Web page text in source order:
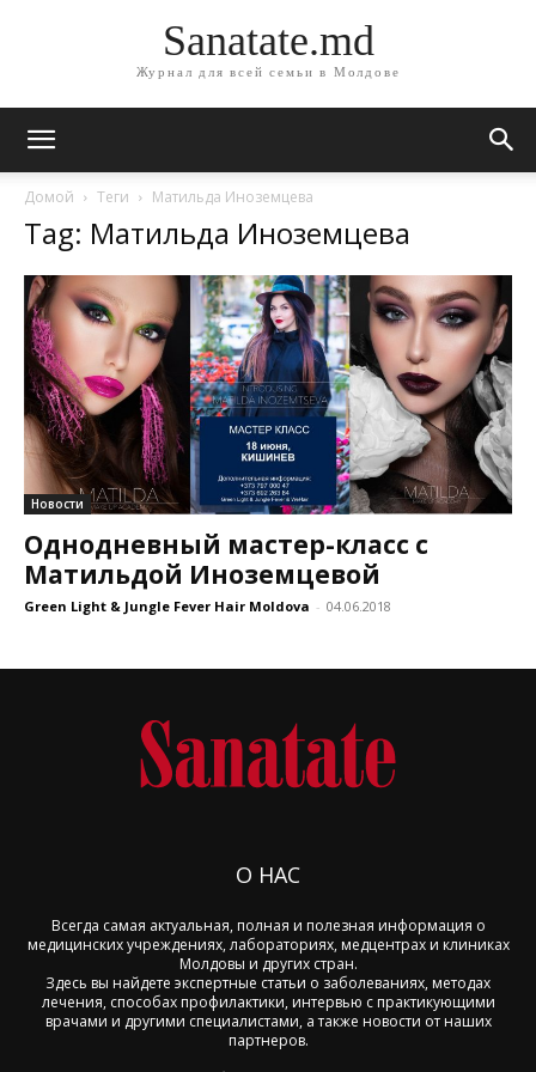
Sanatate.md
Журнал для всей семьи в Молдове
Домой Теги Матильда Иноземцева
Tag: Матильда Иноземцева
Новости
Однодневный мастер-класс с
Матильдой Иноземцевой
Green Light & Jungle Fever Hair Moldova - 04.06.2018
О НАС
Всегда самая актуальная, полная и полезная информация о
медицинских учреждениях, лабораториях, медцентрах и клиниках
Молдовы и других стран.
Здесь вы найдете экспертные статьи о заболеваниях, методах
лечения, способах профилактики, интервью с практикующими
врачами и другими специалистами, а также новости от наших
партнеров.